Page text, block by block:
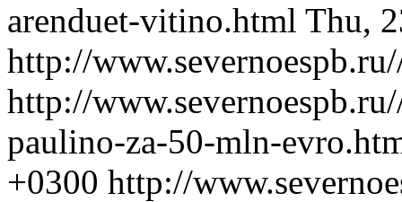
arenduet-vitino.html Thu,
http://
http://
paulino-za-50-mln-
+0300 http://